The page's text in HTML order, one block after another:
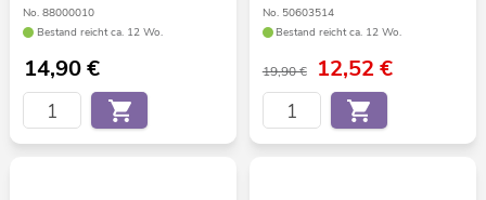
No. 88000010
Bestand reicht ca. 12 Wo.
14,90€
No. 50603514
Bestand reicht ca. 12 Wo.
19,90 € 12,52 €